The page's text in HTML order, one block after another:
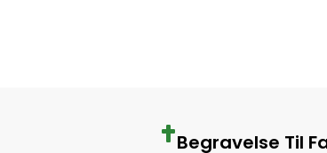
Begravelse Til